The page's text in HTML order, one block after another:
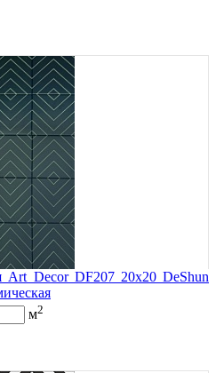
Art Decor DF207 20x20 DeShun
м2